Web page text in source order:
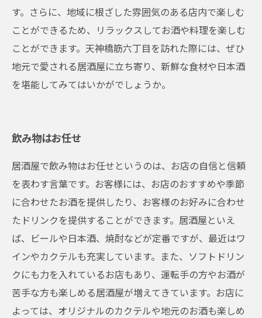
す。さらに、地域に根ざした雰囲気のある店内で楽しむ
ことができるため、リラックスしてお酒や料理を楽しむ
ことができます。天神橋筋六丁目を訪れた際には、ぜひ
地元で愛される居酒屋に立ち寄り、新鮮な食材や日本酒
を堪能してみてはいかがでしょうか。
飲み物はお任せ
居酒屋で飲み物はお任せというのは、お店の自信と信頼
を表わす言葉です。お客様には、お店のおすすめや季節
に合わせたお酒を提供したり、お客様のお好みに合わせ
たドリンクを提供することができます。居酒屋といえ
ば、ビールや日本酒、焼酎などが定番ですが、最近はワ
インやカクテルも充実しています。また、ソフトドリン
クにも力を入れているお店もあり、運転手の方やお酒が
苦手な方も楽しめる居酒屋が増えてきています。お店に
よっては、オリジナルのカクテルや地元のお酒も楽しめ